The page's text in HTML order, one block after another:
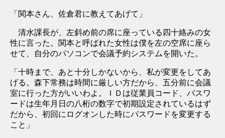
「関本さん、佐倉君に教えてあげて」
清水課長が、左斜め前の席に座っている四十絡みの女
性に言った。関本と呼ばれた女性は僕を左の空席に座ら
せて、自分のパソコンで会議予約システムを開いた。
「十時まで、あと十分しかないから、私が変更をしてあ
げる。森下常務は時間に厳しい方だから、五分前に会議
室に行った方がいいわよ。ＩＤは従業員コード、パスワ
ードは生年月日の八桁の数字で初期設定されているはず
だから、初回にログオンした時にパスワードを変更する
こと」